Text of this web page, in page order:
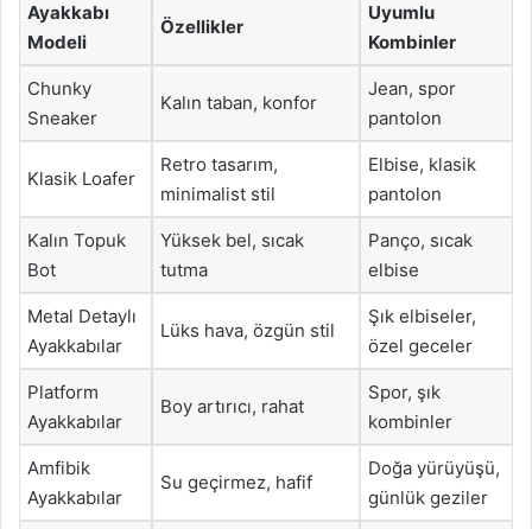
Ayakkabı
Modeli
Özellikler
Uyumlu
Kombinler
Chunky
Sneaker
Kalın taban, konfor
Jean, spor
pantolon
Klasik Loafer
Retro tasarım,
minimalist stil
Elbise, klasik
pantolon
Kalın Topuk
Bot
Yüksek bel, sıcak
tutma
Panço, sıcak
elbise
Metal Detaylı
Ayakkabılar
Lüks hava, özgün stil
Şık elbiseler,
özel geceler
Platform
Ayakkabılar
Boy artırıcı, rahat
Spor, şık
kombinler
Amfibik
Ayakkabılar
Su geçirmez, hafif
Doğa yürüyüşü,
günlük geziler